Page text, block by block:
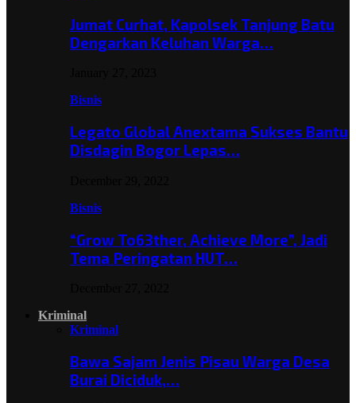
Jumat Curhat, Kapolsek Tanjung Batu
Dengarkan Keluhan Warga…
Bisnis
Legato Global Anextama Sukses Bantu
Disdagin Bogor Lepas…
Bisnis
“Grow To63ther, Achieve More”, Jadi
Tema Peringatan HUT…
Kriminal
Kriminal
Bawa Sajam Jenis Pisau Warga Desa
Burai Diciduk,…